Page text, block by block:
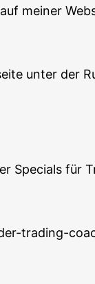
mei­ner
unter der
Spe­cials für
trading-